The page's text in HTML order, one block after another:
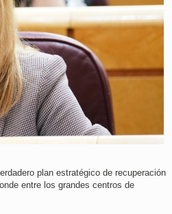
plan estratégico de recuperación
entre los grandes centros de